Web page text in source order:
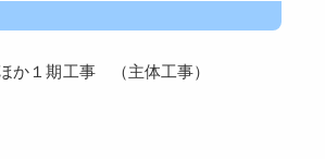
か１期工事 （主体工事）